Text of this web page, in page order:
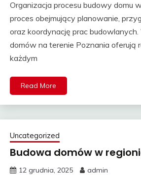
Organizacja procesu budowy domu
proces obejmujący planowanie,
oraz koordynację prac
domów na terenie Poznania oferują
każdym
Read More
Uncategorized
Budowa domów w
12 grudnia, 2025 admin